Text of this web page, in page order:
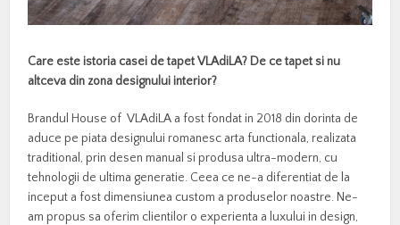
Care este istoria casei de tapet VLAdiLA? De ce tapet si nu
altceva din zona designului interior?
Brandul House of VLAdiLA a fost fondat in 2018 din dorinta de
aduce pe piata designului romanesc arta functionala, realizata
traditional, prin desen manual si produsa ultra-modern, cu
tehnologii de ultima generatie. Ceea ce ne-a diferentiat de la
inceput a fost dimensiunea custom a produselor noastre. Ne-
am propus sa oferim clientilor o experienta a luxului in design,